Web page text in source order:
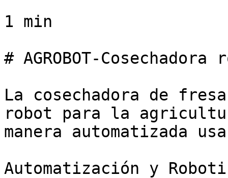
1 min
# AGROBOT-
La cosechadora de
robot para la
manera automatizada
Automatización y